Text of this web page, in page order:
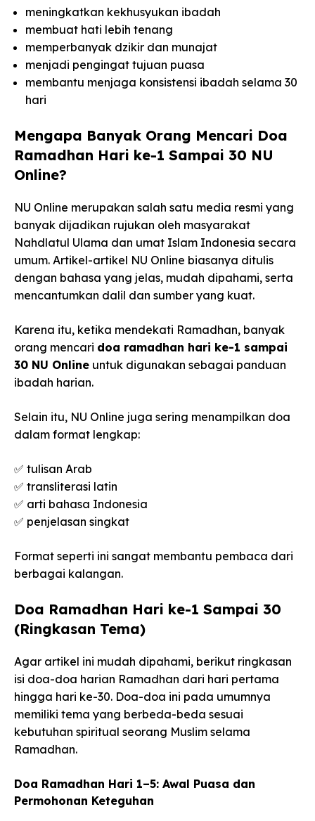
meningkatkan kekhusyukan ibadah
membuat hati lebih tenang
memperbanyak dzikir dan munajat
menjadi pengingat tujuan puasa
membantu menjaga konsistensi ibadah selama 30
hari
Mengapa Banyak Orang Mencari Doa
Ramadhan Hari ke-1 Sampai 30 NU
Online?
NU Online merupakan salah satu media resmi yang
banyak dijadikan rujukan oleh masyarakat
Nahdlatul Ulama dan umat Islam Indonesia secara
umum. Artikel-artikel NU Online biasanya ditulis
dengan bahasa yang jelas, mudah dipahami, serta
mencantumkan dalil dan sumber yang kuat.
Karena itu, ketika mendekati Ramadhan, banyak
orang mencari doa ramadhan hari ke-1 sampai
30 NU Online untuk digunakan sebagai panduan
ibadah harian.
Selain itu, NU Online juga sering menampilkan doa
dalam format lengkap:
✅ tulisan Arab
✅ transliterasi latin
✅ arti bahasa Indonesia
✅ penjelasan singkat
Format seperti ini sangat membantu pembaca dari
berbagai kalangan.
Doa Ramadhan Hari ke-1 Sampai 30
(Ringkasan Tema)
Agar artikel ini mudah dipahami, berikut ringkasan
isi doa-doa harian Ramadhan dari hari pertama
hingga hari ke-30. Doa-doa ini pada umumnya
memiliki tema yang berbeda-beda sesuai
kebutuhan spiritual seorang Muslim selama
Ramadhan.
Doa Ramadhan Hari 1–5: Awal Puasa dan
Permohonan Keteguhan